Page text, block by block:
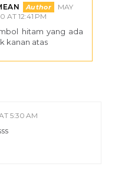
MAY
AT 12:41 PM
hitam yang ada
kanan atas
5:30 AM